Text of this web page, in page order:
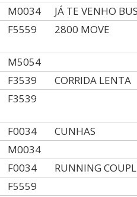
M0034 JÁ TE VENHO
F5559 2800 MOVE
M5054
F3539 CORRIDA LENTA
F3539
F0034 CUNHAS
M0034
F0034 RUNNING
F5559